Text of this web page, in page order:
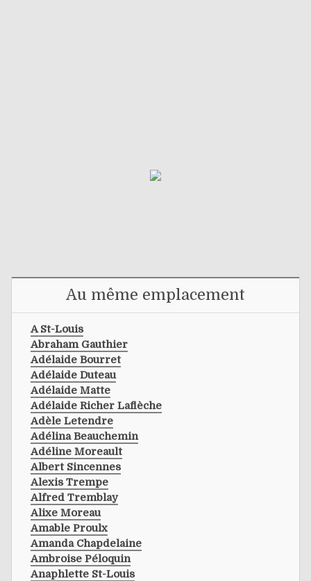
Au même emplacement
A St-Louis
Abraham Gauthier
Adélaide Bourret
Adélaide Duteau
Adélaide Matte
Adélaide Richer Laflèche
Adèle Letendre
Adélina Beauchemin
Adéline Moreault
Albert Sincennes
Alexis Trempe
Alfred Tremblay
Alixe Moreau
Amable Proulx
Amanda Chapdelaine
Ambroise Péloquin
Anaphlette St-Louis